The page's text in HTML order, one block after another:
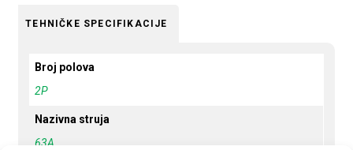
TEHNIČKE SPECIFIKACIJE
Broj polova
2P
Nazivna struja
63A